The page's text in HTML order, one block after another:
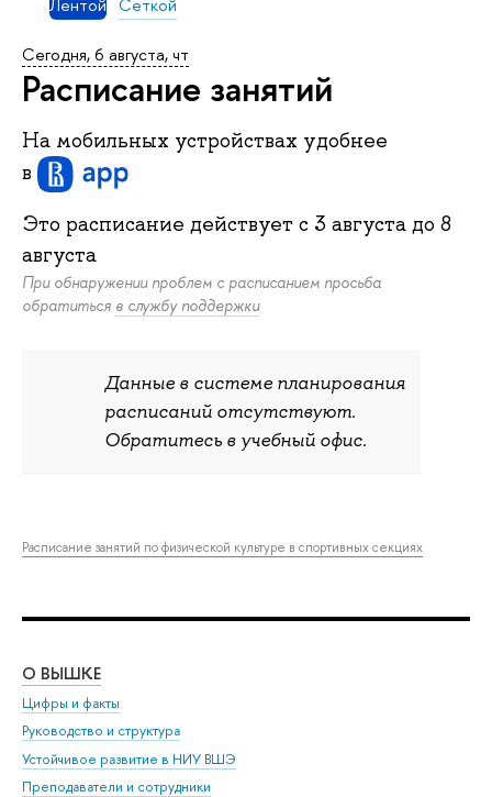
Лентой Сеткой
Сегодня, 6 августа, чт
Расписание занятий
На мобильных устройствах удобнее
в
Это расписание действует c 3 августа до 8
августа
При обнаружении проблем с расписанием просьба
обратиться в службу поддержки
Данные в системе планирования
расписаний отсутствуют.
Обратитесь в учебный офис.
Расписание занятий по физической культуре в спортивных секциях
О ВЫШКЕ
Цифры и факты
Руководство и структура
Устойчивое развитие в НИУ ВШЭ
Преподаватели и сотрудники